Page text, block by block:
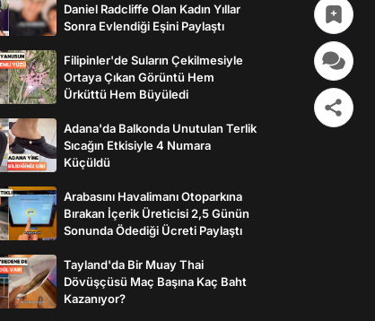
Daniel Radcliffe Olan Kadın Yıllar
Sonra Evlendiği Eşini Paylaştı
Filipinler'de Suların Çekilmesiyle
Ortaya Çıkan Görüntü Hem
Ürküttü Hem Büyüledi
Adana'da Balkonda Unutulan Terlik
Sıcağın Etkisiyle 4 Numara
Küçüldü
Arabasını Havalimanı Otoparkına
Bırakan İçerik Üreticisi 2,5 Günün
Sonunda Ödediği Ücreti Paylaştı
Tayland'da Bir Muay Thai
Dövüşçüsü Maç Başına Kaç Baht
Kazanıyor?